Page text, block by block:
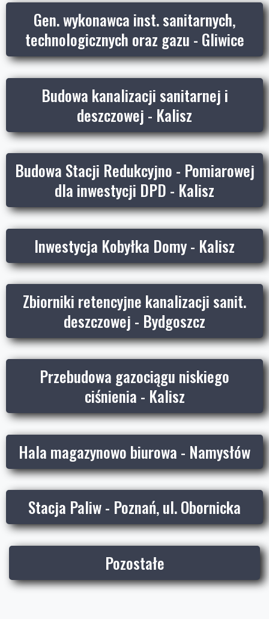
Gen. wykonawca inst. sanitarnych,
technologicznych oraz gazu - Gliwice
Budowa kanalizacji sanitarnej i
deszczowej - Kalisz
Budowa Stacji Redukcyjno - Pomiarowej
dla inwestycji DPD - Kalisz
Inwestycja Kobyłka Domy - Kalisz
Zbiorniki retencyjne kanalizacji sanit.
deszczowej - Bydgoszcz
Przebudowa gazociągu niskiego
ciśnienia - Kalisz
Hala magazynowo biurowa - Namysłów
Stacja Paliw - Poznań, ul. Obornicka
Pozostałe